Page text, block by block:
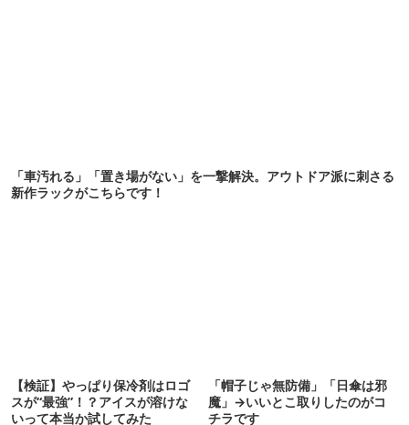
「車汚れる」「置き場がない」を一撃解決。アウトドア派に刺さる
新作ラックがこちらです！
【検証】やっぱり保冷剤はロゴ
スが“最強”！？アイスが溶けな
いって本当か試してみた
「帽子じゃ無防備」「日傘は邪
魔」→いいとこ取りしたのがコ
チラです